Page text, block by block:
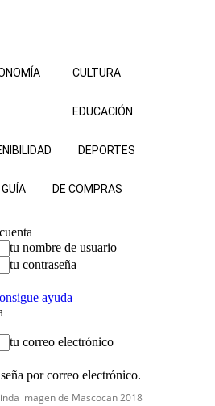
CULTURA
EDUCACIÓN
DEPORTES
GUÍA DE COMPRAS
tu nombre de usuario
tu contraseña
ayuda
tu correo electrónico
por correo electrónico.
imagen de Mascocan 2018